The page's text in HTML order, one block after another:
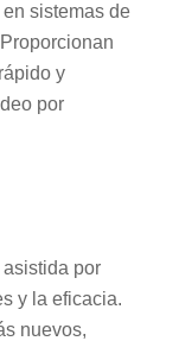
sistemas de
y
por
por
y la eficacia.
nuevos,